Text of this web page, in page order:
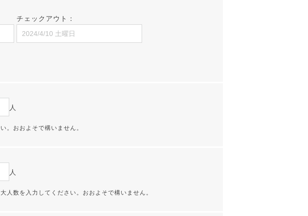
チェックアウト：
人
。おおよそで構いません。
人
人数を入力してください。おおよそで構いません。